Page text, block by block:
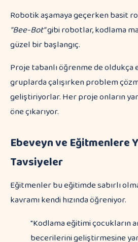
Robotik aşamaya geçerken basit
"Bee-Bot"gibi robotlar, kodlama
güzel bir başlangıç.
Proje tabanlı öğrenme de
gruplarda çalışırken problem
geliştiriyorlar. Her proje onların
öne çıkarıyor.
Ebeveyn ve Eğitmenlere
Tavsiyeler
Eğitmenler bu eğitimde sabırlı
kavramı kendi hızında öğreniyor.
"Kodlama eğitimi çocukların
becerilerini geliştirmesine